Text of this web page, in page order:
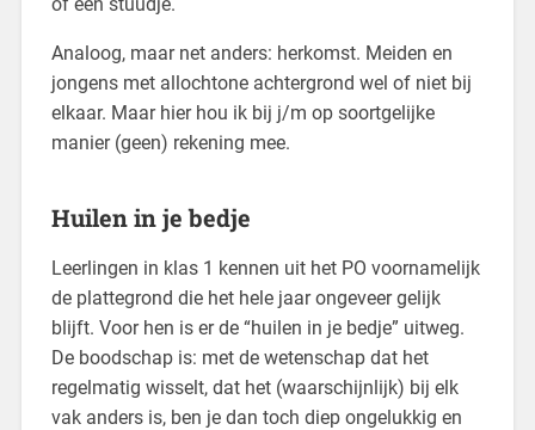
Analoog, maar net anders: herkomst. Meiden en
jongens met allochtone achtergrond wel of niet bij
elkaar. Maar hier hou ik bij j/m op soortgelijke
manier (geen) rekening mee.
Huilen in je bedje
Leerlingen in klas 1 kennen uit het PO voornamelijk
de plattegrond die het hele jaar ongeveer gelijk
blijft. Voor hen is er de “huilen in je bedje” uitweg.
De boodschap is: met de wetenschap dat het
regelmatig wisselt, dat het (waarschijnlijk) bij elk
vak anders is, ben je dan toch diep ongelukkig en